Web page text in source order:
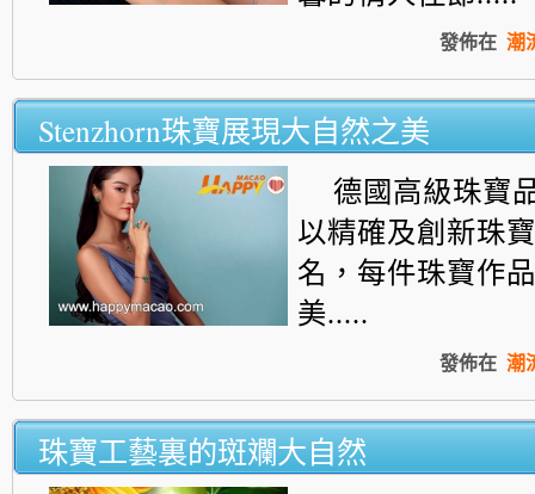
發佈在 潮
Stenzhorn珠寶展現大自然之美
德國高級珠寶
以精確及創新珠
名，每件珠寶作
美.....
發佈在 潮
珠寶工藝裏的斑斕大自然